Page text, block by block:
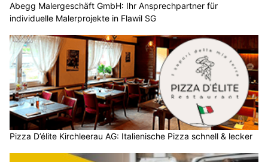
Abegg Malergeschäft GmbH: Ihr Ansprechpartner für
individuelle Malerprojekte in Flawil SG
Pizza D’élite Kirchleerau AG: Italienische Pizza schnell & lecker